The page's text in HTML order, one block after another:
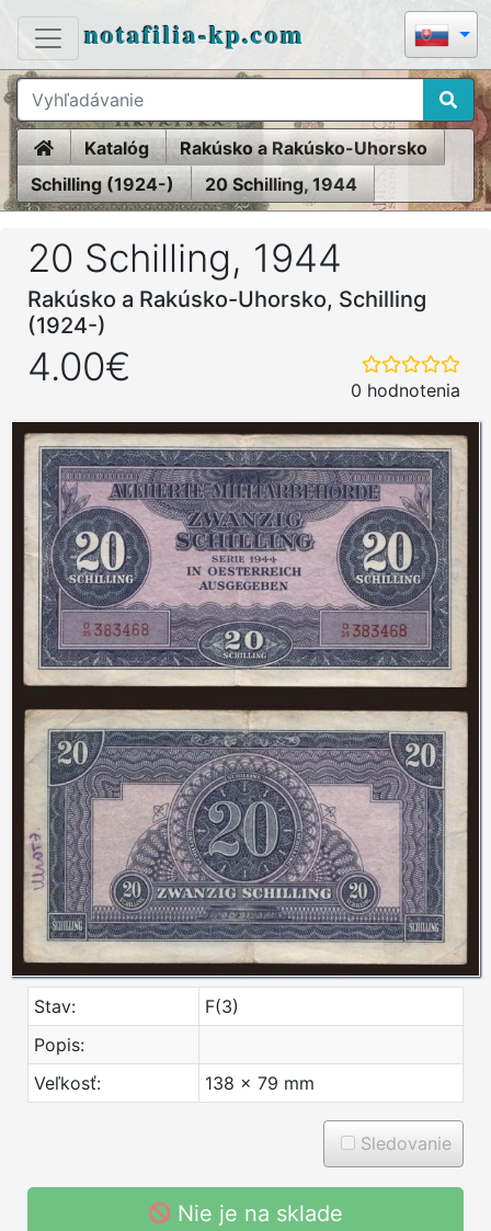
notafilia-kp.com
HomeKatalóg
Rakúsko a Rakúsko-Uhorsko
Schilling (1924-)
20 Schilling, 1944
20 Schilling, 1944
Rakúsko a Rakúsko-Uhorsko, Schilling
(1924-)
4.00€
0 hodnotenia
Stav:
F(3)
Popis:
Veľkosť:
138 x 79 mm
Sledovanie
Nie je na sklade